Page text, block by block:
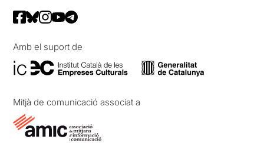
Amb el suport de
Mitjà de comunicació associat a